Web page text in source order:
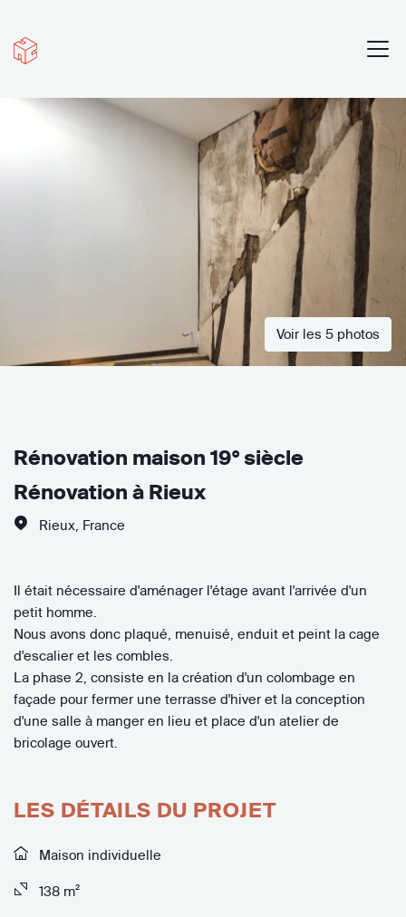
Voir les 5 photos
Rénovation maison 19° siècle
Rénovation à Rieux
Rieux France
Il était nécessaire d'aménager l'étage avant l'arrivée d'un
petit homme.
Nous avons donc plaqué, menuisé, enduit et peint la cage
d'escalier et les combles.
La phase 2, consiste en la création d'un colombage en
façade pour fermer une terrasse d'hiver et la conception
d'une salle à manger en lieu et place d'un atelier de
bricolage ouvert.
LES DÉTAILS DU PROJET
Maison individuelle
138 m²